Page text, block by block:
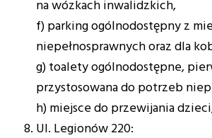
na wózkach inwalidzkich,
f) parking ogólnodostępny z
niepełnosprawnych oraz dla
g) toalety ogólnodostępne,
przystosowana do potrzeb
h) miejsce do przewijania
Ul. Legionów 220: